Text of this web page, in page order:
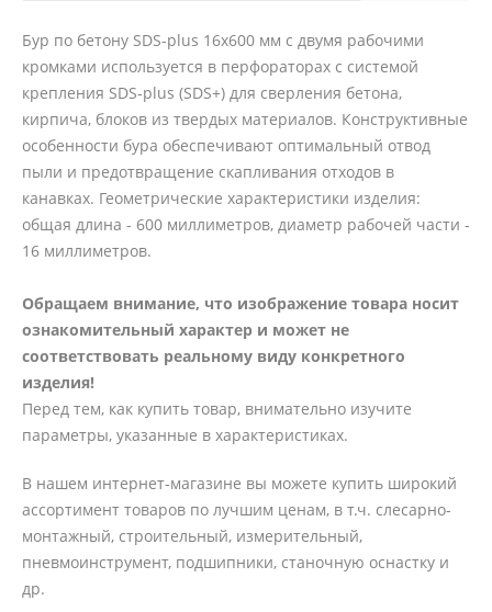
Бур по бетону SDS-plus 16x600 мм с двумя рабочими
кромками используется в перфораторах с системой
крепления SDS-plus (SDS+) для сверления бетона,
кирпича, блоков из твердых материалов. Конструктивные
особенности бура обеспечивают оптимальный отвод
пыли и предотвращение скапливания отходов в
канавках. Геометрические характеристики изделия:
общая длина - 600 миллиметров, диаметр рабочей части -
16 миллиметров.
Обращаем внимание, что изображение товара носит
ознакомительный характер и может не
соответствовать реальному виду конкретного
изделия!
Перед тем, как купить товар, внимательно изучите
параметры, указанные в характеристиках.
В нашем интернет-магазине вы можете купить широкий
ассортимент товаров по лучшим ценам, в т.ч. слесарно-
монтажный, строительный, измерительный,
пневмоинструмент, подшипники, станочную оснастку и
др.